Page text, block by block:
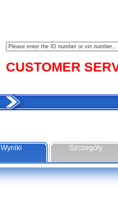
CUSTOMER
Wyniki Szczegóły